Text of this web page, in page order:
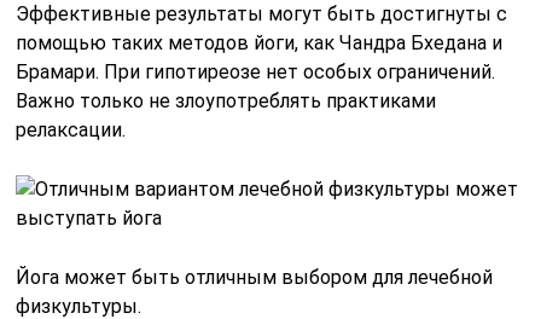
Эффективные результаты могут быть достигнуты с
помощью таких методов йоги, как Чандра Бхедана и
Брамари. При гипотиреозе нет особых ограничений.
Важно только не злоупотреблять практиками
релаксации.
Йога может быть отличным выбором для лечебной
физкультуры.